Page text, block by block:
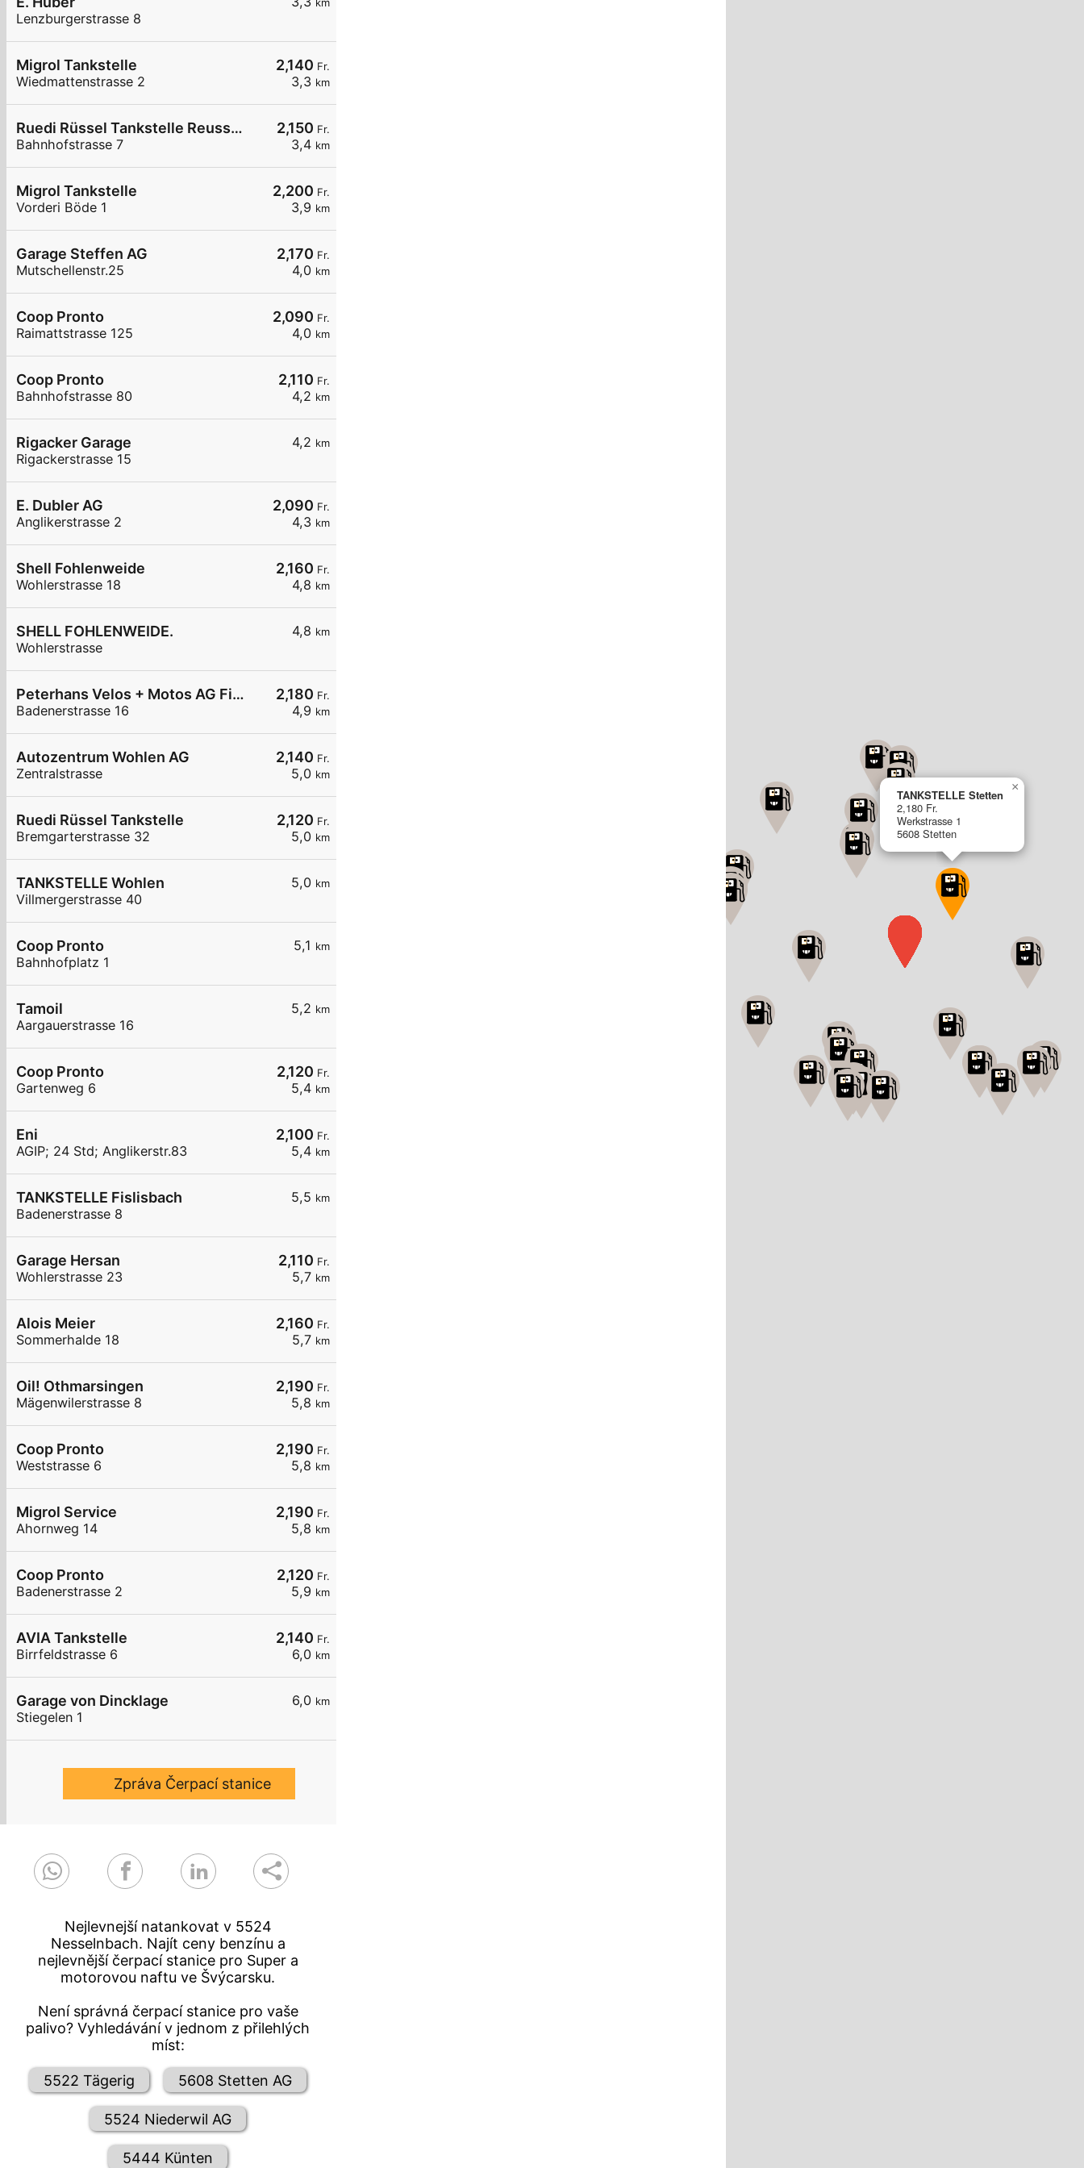
Lenzburgerstrasse 8
2,140 Fr.
3,3 km
Migrol Tankstelle
Wiedmattenstrasse 2
2,150 Fr.
3,4 km
Ruedi Rüssel Tankstelle Reussgarage Michael Haas
Bahnhofstrasse 7
2,200 Fr.
3,9 km
Migrol Tankstelle
Vorderi Böde 1
2,170 Fr.
4,0 km
Garage Steffen AG
Mutschellenstr.25
2,090 Fr.
4,0 km
Coop Pronto
Raimattstrasse 125
2,110 Fr.
4,2 km
Coop Pronto
Bahnhofstrasse 80
4,2 km
Rigacker Garage
Rigackerstrasse 15
2,090 Fr.
4,3 km
E. Dubler AG
Anglikerstrasse 2
2,160 Fr.
4,8 km
Shell Fohlenweide
Wohlerstrasse 18
4,8 km
SHELL FOHLENWEIDE.
Wohlerstrasse
2,180 Fr.
4,9 km
Peterhans Velos + Motos AG Fislisbach
Badenerstrasse 16
2,140 Fr.
5,0 km
Autozentrum Wohlen AG
Zentralstrasse
2,120 Fr.
5,0 km
Ruedi Rüssel Tankstelle
Bremgarterstrasse 32
5,0 km
TANKSTELLE Wohlen
Villmergerstrasse 40
5,1 km
Coop Pronto
Bahnhofplatz 1
5,2 km
Tamoil
Aargauerstrasse 16
2,120 Fr.
5,4 km
Coop Pronto
Gartenweg 6
2,100 Fr.
5,4 km
Eni
AGIP; 24 Std; Anglikerstr.83
5,5 km
TANKSTELLE Fislisbach
Badenerstrasse 8
2,110 Fr.
5,7 km
Garage Hersan
Wohlerstrasse 23
2,160 Fr.
5,7 km
Alois Meier
Sommerhalde 18
2,190 Fr.
5,8 km
Oil! Othmarsingen
Mägenwilerstrasse 8
2,190 Fr.
5,8 km
Coop Pronto
Weststrasse 6
2,190 Fr.
5,8 km
Migrol Service
Ahornweg 14
2,120 Fr.
5,9 km
Coop Pronto
Badenerstrasse 2
2,140 Fr.
6,0 km
AVIA Tankstelle
Birrfeldstrasse 6
6,0 km
Garage von Dincklage
Stiegelen 1
Zpráva Čerpací stanice
Nejlevnejší natankovat v 5524
Nesselnbach. Najít ceny benzínu a
nejlevnější čerpací stanice pro Super a
motorovou naftu ve Švýcarsku.
Není správná čerpací stanice pro vaše
palivo? Vyhledávání v jednom z přilehlých
míst:
5522 Tägerig 5608 Stetten AG
5524 Niederwil AG
5444 Künten
TANKSTELLE Stetten
2,180 Fr.
Werkstrasse 1
5608 Stetten
×